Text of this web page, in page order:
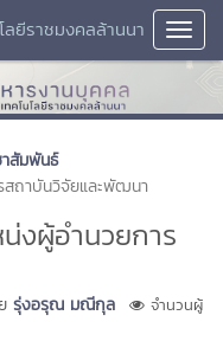
ยีราชมงคลล้านนา
สัมพันธ์
สถาบันวิจัยและพัฒนา
งผู้อำนวยการ
รุ่งอรุณ มณีกุล
จำนวนผู้